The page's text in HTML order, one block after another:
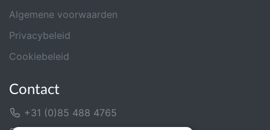
Algemene voorwaarden
Privacybeleid
Cookiebeleid
Contact
+31 (0)85 488 4765